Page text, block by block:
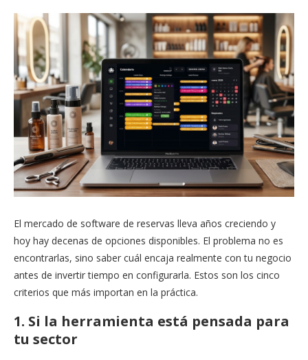
El mercado de software de reservas lleva años creciendo y
hoy hay decenas de opciones disponibles. El problema no es
encontrarlas, sino saber cuál encaja realmente con tu negocio
antes de invertir tiempo en configurarla. Estos son los cinco
criterios que más importan en la práctica.
1. Si la herramienta está pensada para
tu sector